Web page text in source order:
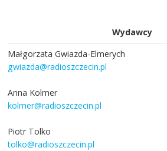
Wydawcy
Małgorzata Gwiazda-Elmerych
gwiazda@radioszczecin.pl
Anna Kolmer
kolmer@radioszczecin.pl
Piotr Tolko
tolko@radioszczecin.pl